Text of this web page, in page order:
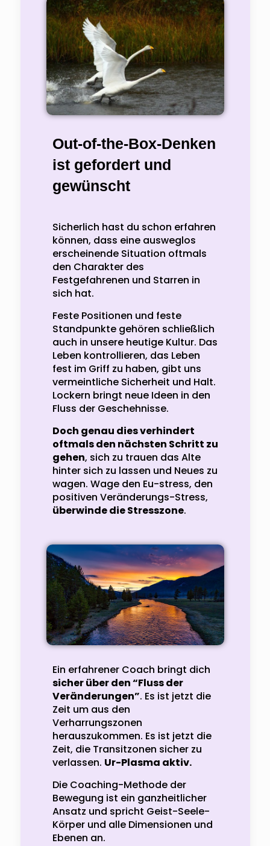
Out-of-the-Box-Denken
ist gefordert und
gewünscht
Sicherlich hast du schon erfahren
können, dass eine ausweglos
erscheinende Situation oftmals
den Charakter des
Festgefahrenen und Starren in
sich hat.
Feste Positionen und feste
Standpunkte gehören schließlich
auch in unsere heutige Kultur. Das
Leben kontrollieren, das Leben
fest im Griff zu haben, gibt uns
vermeintliche Sicherheit und Halt.
Lockern bringt neue Ideen in den
Fluss der Geschehnisse.
Doch genau dies verhindert
oftmals den nächsten Schritt zu
gehen, sich zu trauen das Alte
hinter sich zu lassen und Neues zu
wagen. Wage den Eu-stress, den
positiven Veränderungs-Stress,
überwinde die Stresszone.
Ein erfahrener Coach bringt dich
sicher über den “Fluss der
Veränderungen”. Es ist jetzt die
Zeit um aus den
Verharrungszonen
herauszukommen. Es ist jetzt die
Zeit, die Transitzonen sicher zu
verlassen. Ur-Plasma aktiv.
Die Coaching-Methode der
Bewegung ist ein ganzheitlicher
Ansatz und spricht Geist-Seele-
Körper und alle Dimensionen und
Ebenen an.